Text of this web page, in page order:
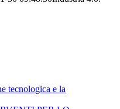
tecnologica e la